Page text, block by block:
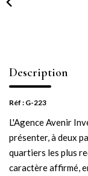
Description
Réf : G-223
L'Agence Avenir
présenter, à deux
quartiers les plus
caractère affirmé,